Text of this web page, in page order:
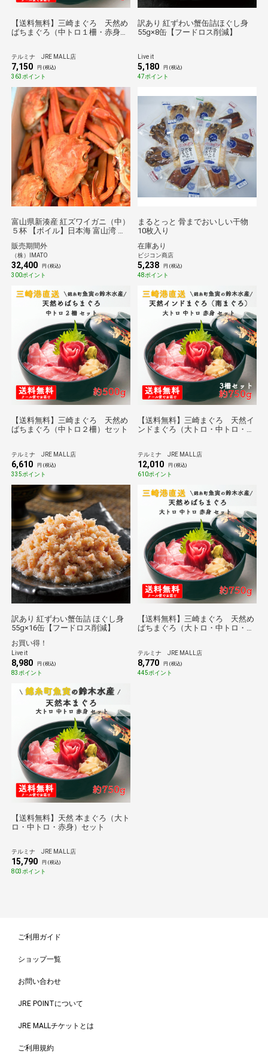
【送料無料】三崎まぐろ 天然め
ばちまぐろ（中トロ１柵・赤身２
テルミナ JRE MALL店
7,150 円 (税込)
363ポイント
訳あり 紅ずわい蟹缶詰ほぐし身
55g×8缶【フードロス削減】
Live it
5,180 円 (税込)
47ポイント
富山県新湊産 紅ズワイガニ（中）
５杯 【ボイル】日本海 富山湾 射
がに 姿 蟹
販売期間外
（株）IMATO
32,400 円 (税込)
300ポイント
まるとっと 骨までおいしい干物
10枚入り
在庫あり
ビジコン商店
5,238 円 (税込)
48ポイント
【送料無料】三崎まぐろ 天然め
ばちまぐろ（中トロ２柵）セット
テルミナ JRE MALL店
6,610 円 (税込)
335ポイント
【送料無料】三崎まぐろ 天然イ
ンドまぐろ（大トロ・中トロ・赤
テルミナ JRE MALL店
12,010 円 (税込)
610ポイント
訳あり 紅ずわい蟹缶詰 ほぐし身
55g×16缶【フードロス削減】
お買い得！
Live it
8,980 円 (税込)
83ポイント
【送料無料】三崎まぐろ 天然め
ばちまぐろ（大トロ・中トロ・赤
テルミナ JRE MALL店
8,770 円 (税込)
445ポイント
【送料無料】天然 本まぐろ（大ト
ロ・中トロ・赤身）セット
テルミナ JRE MALL店
15,790 円 (税込)
803ポイント
ご利用ガイド
ショップ一覧
お問い合わせ
JRE POINTについて
JRE MALLチケットとは
ご利用規約